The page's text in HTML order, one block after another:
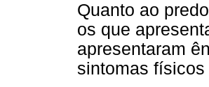
Quanto ao
os que
apresentaram
sintomas